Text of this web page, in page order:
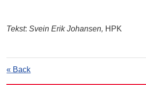
Tekst:Svein Erik Johansen, HPK
« Back